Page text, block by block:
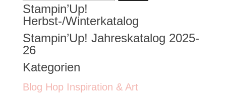
nach:
Stampin’Up!
Herbst-/Winterkatalog
Stampin’Up! Jahreskatalog 2025-
26
Kategorien
Blog Hop Inspiration & Art